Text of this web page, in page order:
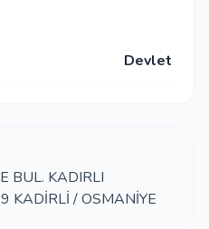
Ol
Devlet
BUL. KADIRLI
KADİRLİ / OSMANİYE